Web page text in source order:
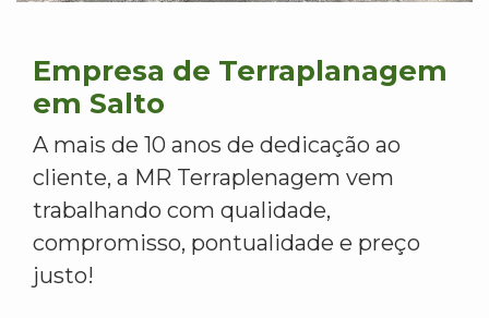
Empresa de Terraplanagem
em Salto
A mais de 10 anos de dedicação ao
cliente, a MR Terraplenagem vem
trabalhando com qualidade,
compromisso, pontualidade e preço
justo!